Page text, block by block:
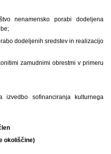
nenamensko porabi dodeljena
dodeljenih sredstev in realizacijo
zamudnimi obrestmi v primeru
sofinanciranja kulturnega
okoliščine)